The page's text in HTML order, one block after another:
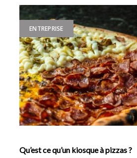
ENTREPRISE
Qu’est ce qu’un kiosque à pizzas ?